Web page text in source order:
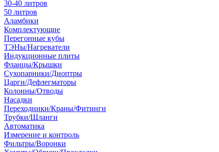
30-40 литров
50 литров
Аламбики
Комплектующие
Перегонные кубы
ТЭНы/Нагреватели
Индукционные плиты
Фланцы/Крышки
Сухопарники/Диоптры
Царги/Дефлегматоры
Колонны/Отводы
Насадки
Переходники/Краны/Фитинги
Трубки/Шланги
Автоматика
Измерение и контроль
Фильтры/Воронки